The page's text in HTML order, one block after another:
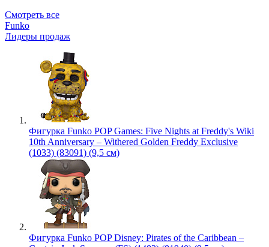
Смотреть все
Funko
Лидеры продаж
Фигурка Funko POP Games: Five Nights at Freddy's Wiki
10th Anniversary – Withered Golden Freddy Exclusive
(1033) (83091) (9,5 см)
Фигурка Funko POP Disney: Pirates of the Caribbean –